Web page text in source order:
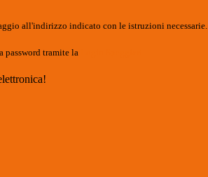
all'indirizzo indicato con le istruzioni necessarie.
password tramite la